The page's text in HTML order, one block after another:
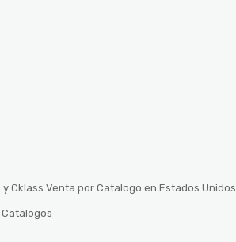
Cklass Venta por Catalogo en Estados Unidos